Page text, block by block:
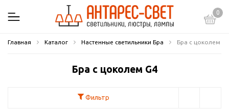
0
Главная Каталог Настенные светильники Бра Бра с цоколем G4
Бра с цоколем G4
Фильтр